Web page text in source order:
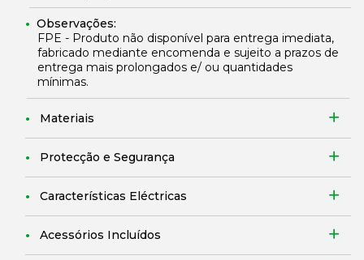
Observações:
FPE - Produto não disponível para entrega imediata,
fabricado mediante encomenda e sujeito a prazos de
entrega mais prolongados e/ ou quantidades
mínimas.
Materiais
Protecção e Segurança
Características Eléctricas
Acessórios Incluídos